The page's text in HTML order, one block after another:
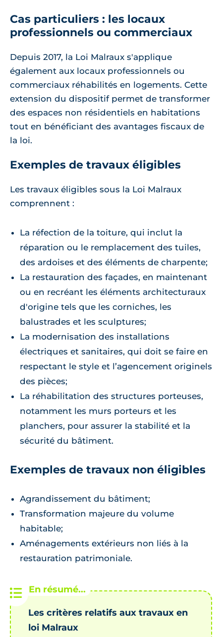
Cas particuliers : les locaux
professionnels ou commerciaux
Depuis 2017, la Loi Malraux s'applique
également aux locaux professionnels ou
commerciaux réhabilités en logements. Cette
extension du dispositif permet de transformer
des espaces non résidentiels en habitations
tout en bénéficiant des avantages fiscaux de
la loi.
Exemples de travaux éligibles
Les travaux éligibles sous la Loi Malraux
comprennent :
La réfection de la toiture, qui inclut la
réparation ou le remplacement des tuiles,
des ardoises et des éléments de charpente;
La restauration des façades, en maintenant
ou en recréant les éléments architecturaux
d'origine tels que les corniches, les
balustrades et les sculptures;
La modernisation des installations
électriques et sanitaires, qui doit se faire en
respectant le style et l’agencement originels
des pièces;
La réhabilitation des structures porteuses,
notamment les murs porteurs et les
planchers, pour assurer la stabilité et la
sécurité du bâtiment.
Exemples de travaux non éligibles
Agrandissement du bâtiment;
Transformation majeure du volume
habitable;
Aménagements extérieurs non liés à la
restauration patrimoniale.
Les critères relatifs aux travaux en
loi Malraux